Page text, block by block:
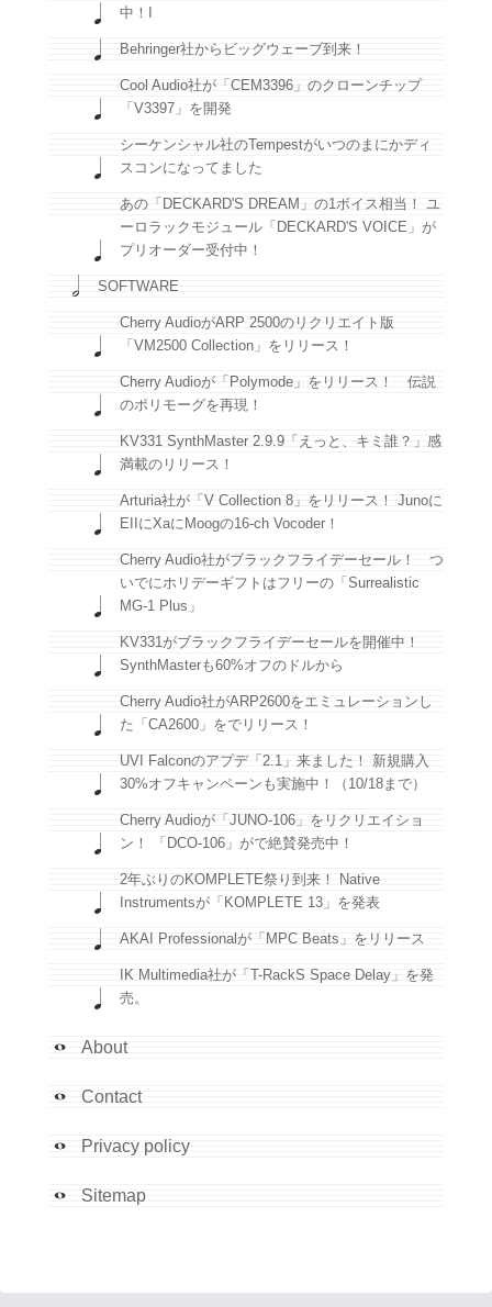
中！I
Behringer社からビッグウェーブ到来！
Cool Audio社が「CEM3396」のクローンチップ
「V3397」を開発
シーケンシャル社のTempestがいつのまにかディ
スコンになってました
あの「DECKARD'S DREAM」の1ボイス相当！ ユ
ーロラックモジュール「DECKARD'S VOICE」が
プリオーダー受付中！
SOFTWARE
Cherry AudioがARP 2500のリクリエイト版
「VM2500 Collection」をリリース！
Cherry Audioが「Polymode」をリリース！ 伝説
のポリモーグを再現！
KV331 SynthMaster 2.9.9「えっと、キミ誰？」感
満載のリリース！
Arturia社が「V Collection 8」をリリース！ Junoに
EIIにXaにMoogの16-ch Vocoder！
Cherry Audio社がブラックフライデーセール！ つ
いでにホリデーギフトはフリーの「Surrealistic
MG-1 Plus」
KV331がブラックフライデーセールを開催中！
SynthMasterも60%オフのドルから
Cherry Audio社がARP2600をエミュレーションし
た「CA2600」をでリリース！
UVI Falconのアプデ「2.1」来ました！ 新規購入
30%オフキャンペーンも実施中！（10/18まで）
Cherry Audioが「JUNO-106」をリクリエイショ
ン！ 「DCO-106」がで絶賛発売中！
2年ぶりのKOMPLETE祭り到来！ Native
Instrumentsが「KOMPLETE 13」を発表
AKAI Professionalが「MPC Beats」をリリース
IK Multimedia社が「T-RackS Space Delay」を発
売。
About
Contact
Privacy policy
Sitemap